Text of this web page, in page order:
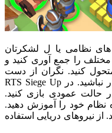
نظامی یا ل لشکرتان
مختلف را جمع آوری کنید و
کنید. نگران از دست
دادن پیشرفتان با سیستم ضبط خودکار نباشید. در RTS Siege Up
حالت عمودی بازی کنید.
نظام خود را آموزش دهید.
از نیروهای دریایی استفاده